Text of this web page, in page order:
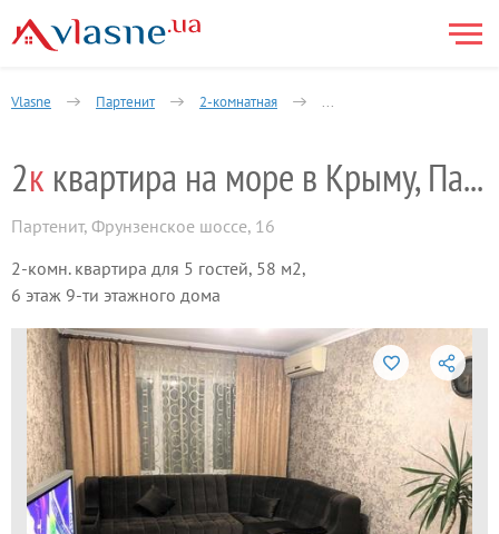
Vlasne Партенит 2-комнатная 2к квартира на море в
2к квартира на море в Крыму, Партените
Партенит, Фрунзенское шоссе, 16
2-комн. квартира для 5 гостей, 58 м2,
6 этаж 9-ти этажного дома